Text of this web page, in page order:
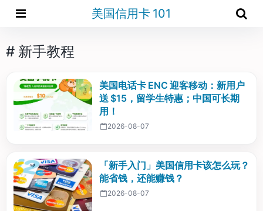
美国信用卡 101
# 新手教程
美国电话卡 ENC 迎客移动：新用户
送 $15，留学生特惠；中国可长期
用！
2026-08-07
「新手入门」美国信用卡该怎么玩？
能省钱，还能赚钱？
2026-08-07